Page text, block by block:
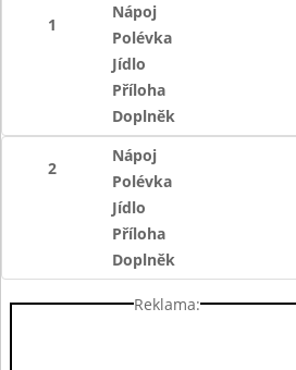
1
Nápoj
Polévka
Jídlo
Příloha
Doplněk
2
Nápoj
Polévka
Jídlo
Příloha
Doplněk
Reklama: